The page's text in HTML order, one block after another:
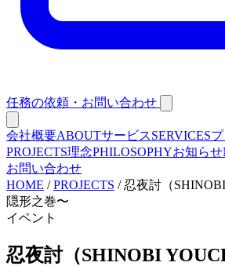
任務の依頼・お問い合わせ
会社概要ABOUTサービスSERVICES
PROJECTS理念PHILOSOPHYお知らせ
お問い合わせ
HOME / PROJECTS / 忍夜討（
隠形之巻〜
イベント
忍夜討（SHINOBI